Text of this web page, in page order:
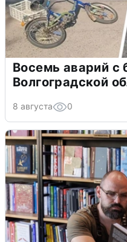
Восемь аварий с
Волгоградской
8 августа 0